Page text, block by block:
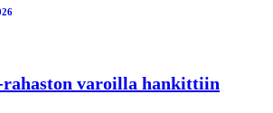
varoilla hankittiin